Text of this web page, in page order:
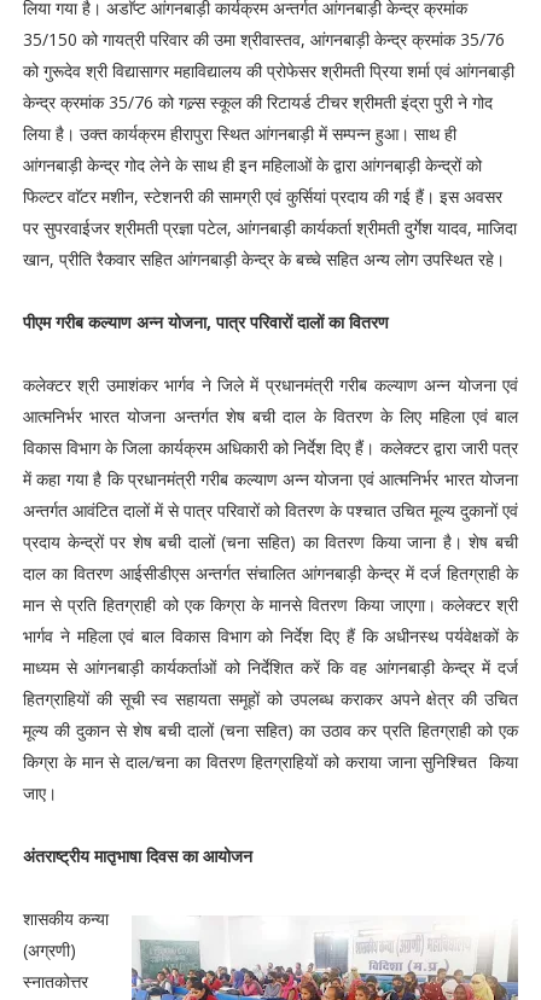
लिया गया है। अडाॅप्ट आंगनबाड़ी कार्यक्रम अन्तर्गत आंगनबाड़ी केन्द्र क्रमांक
35/150 को गायत्री परिवार की उमा श्रीवास्तव, आंगनबाड़ी केन्द्र क्रमांक 35/76
को गुरूदेव श्री विद्यासागर महाविद्यालय की प्रोफेसर श्रीमती प्रिया शर्मा एवं आंगनबाड़ी
केन्द्र क्रमांक 35/76 को गल्र्स स्कूल की रिटायर्ड टीचर श्रीमती इंद्रा पुरी ने गोद
लिया है। उक्त कार्यक्रम हीरापुरा स्थित आंगनबाड़ी में सम्पन्न हुआ। साथ ही
आंगनबाड़ी केन्द्र गोद लेने के साथ ही इन महिलाओं के द्वारा आंगनबा़ड़ी केन्द्रों को
फिल्टर वाॅटर मशीन, स्टेशनरी की सामग्री एवं कुर्सियां प्रदाय की गई हैं। इस अवसर
पर सुपरवाईजर श्रीमती प्रज्ञा पटेल, आंगनबाड़ी कार्यकर्ता श्रीमती दुर्गेश यादव, माजिदा
खान, प्रीति रैकवार सहित आंगनबाड़ी केन्द्र के बच्चे सहित अन्य लोग उपस्थित रहे।
पीएम गरीब कल्याण अन्न योजना, पात्र परिवारों दालों का वितरण
कलेक्टर श्री उमाशंकर भार्गव ने जिले में प्रधानमंत्री गरीब कल्याण अन्न योजना एवं
आत्मनिर्भर भारत योजना अन्तर्गत शेष बची दाल के वितरण के लिए महिला एवं बाल
विकास विभाग के जिला कार्यक्रम अधिकारी को निर्देश दिए हैं। कलेक्टर द्वारा जारी पत्र
में कहा गया है कि प्रधानमंत्री गरीब कल्याण अन्न योजना एवं आत्मनिर्भर भारत योजना
अन्तर्गत आवंटित दालों में से पात्र परिवारों को वितरण के पश्चात उचित मूल्य दुकानों एवं
प्रदाय केन्द्रों पर शेष बची दालों (चना सहित) का वितरण किया जाना है। शेष बची
दाल का वितरण आईसीडीएस अन्तर्गत संचालित आंगनबाड़ी केन्द्र में दर्ज हितग्राही के
मान से प्रति हितग्राही को एक किग्रा के मानसे वितरण किया जाएगा। कलेक्टर श्री
भार्गव ने महिला एवं बाल विकास विभाग को निर्देश दिए हैं कि अधीनस्थ पर्यवेक्षकों के
माध्यम से आंगनबाड़ी कार्यकर्ताओं को निर्देशित करें कि वह आंगनबाड़ी केन्द्र में दर्ज
हितग्राहियों की सूची स्व सहायता समूहों को उपलब्ध कराकर अपने क्षेत्र की उचित
मूल्य की दुकान से शेष बची दालों (चना सहित) का उठाव कर प्रति हितग्राही को एक
किग्रा के मान से दाल/चना का वितरण हितग्राहियों को कराया जाना सुनिश्चित किया
जाए।
अंतराष्ट्रीय मातृभाषा दिवस का आयोजन
शासकीय कन्या
(अग्रणी)
स्नातकोत्तर